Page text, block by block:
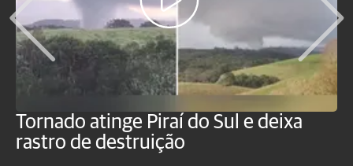
Tornado atinge Piraí do Sul e deixa
rastro de destruição